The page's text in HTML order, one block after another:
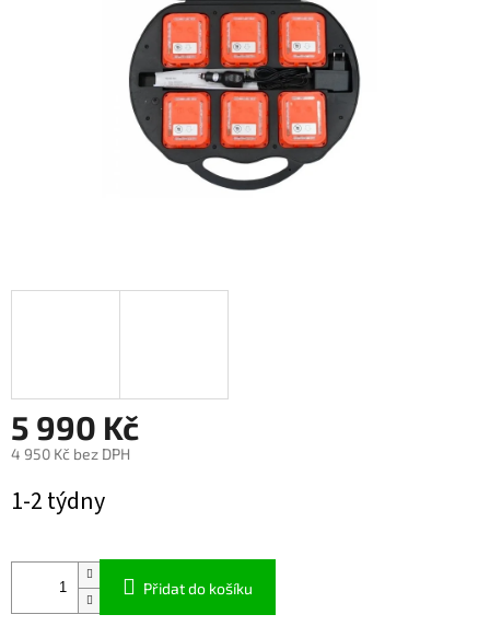
5 990 Kč
4 950 Kč bez DPH
cena:
1-2 týdny
Přidat do košíku